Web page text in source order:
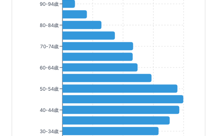
90-94歳
80-84歳
70-74歳
60-64歳
50-54歳
40-44歳
30-34歳